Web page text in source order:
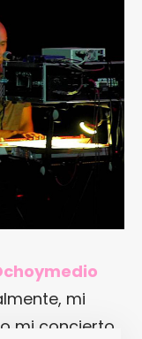
mi
mi concierto